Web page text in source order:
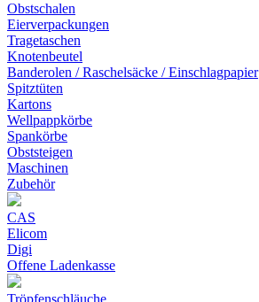
Obstschalen
Eierverpackungen
Tragetaschen
Knotenbeutel
Banderolen / Raschelsäcke / Einschlagpapier
Spitztüten
Kartons
Wellpappkörbe
Spankörbe
Obststeigen
Maschinen
Zubehör
CAS
Elicom
Digi
Offene Ladenkasse
Tröpfenschläuche